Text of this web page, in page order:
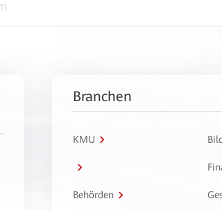
Branchen
KMU
Behörden